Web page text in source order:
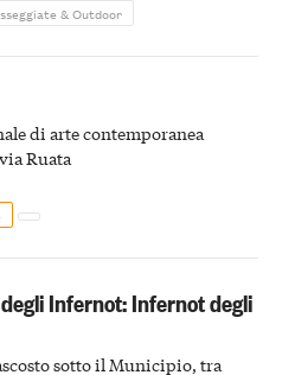
& Outdoor
di arte contemporanea
Ruata
Infernot: Infernot degli
sotto il Municipio, tra